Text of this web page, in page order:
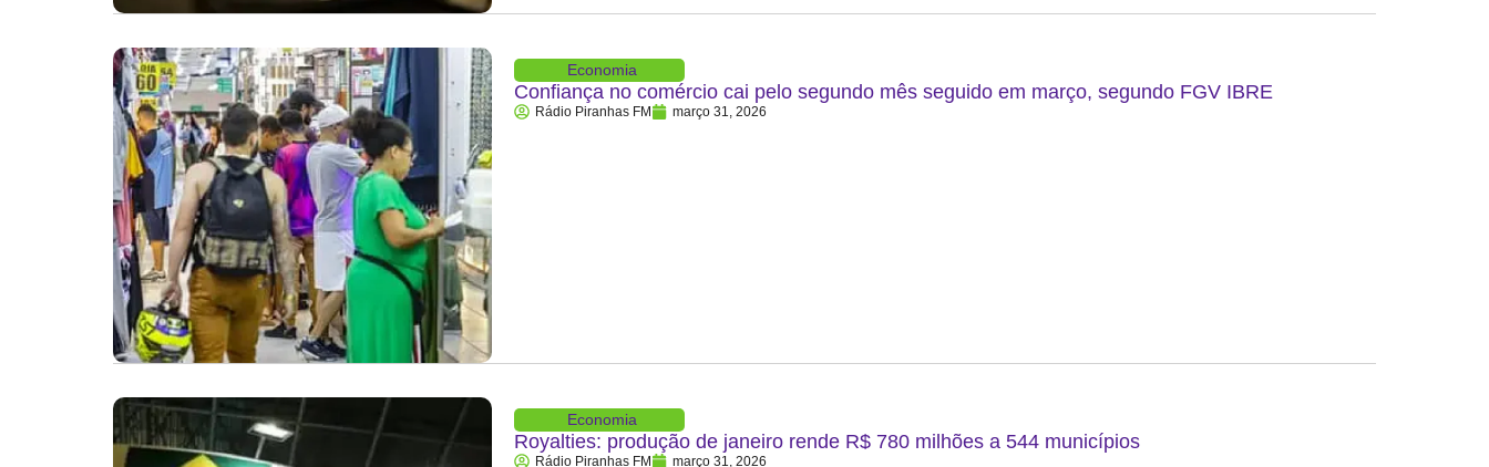
Economia
Confiança no comércio cai pelo segundo mês seguido em março, segundo FGV IBRE
Rádio Piranhas FM março 31, 2026
Economia
Royalties: produção de janeiro rende R$ 780 milhões a 544 municípios
Rádio Piranhas FM março 31, 2026